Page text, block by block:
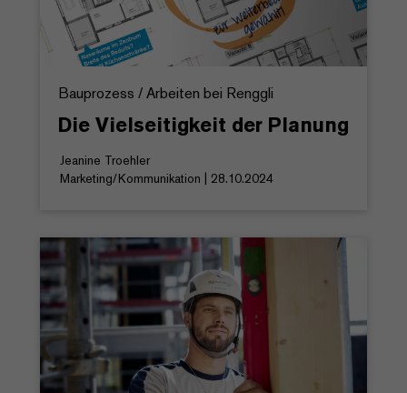
Bauprozess / Arbeiten bei Renggli
Die Vielseitigkeit der Planung
Jeanine Troehler
Marketing/Kommunikation | 28.10.2024